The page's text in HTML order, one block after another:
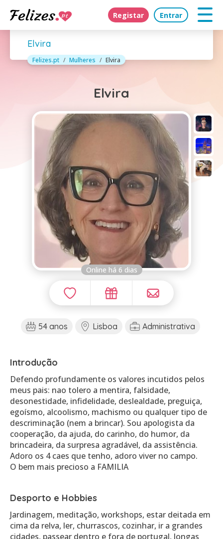
Registar Entrar
Elvira
Felizes.pt Mulheres Elvira
Elvira
Online há 6 dias
54 anos Lisboa Administrativa
Introdução
Defendo profundamente os valores incutidos pelos
meus pais: nao tolero a mentira, falsidade,
desonestidade, infidelidade, deslealdade, preguiça,
egoísmo, alcoolismo, machismo ou qualquer tipo de
descriminação (nem a brincar). Sou apologista da
cooperação, da ajuda, do carinho, do humor, da
brincadeira, da surpresa agradável, da assistência.
Adoro os 4 caes que tenho, adoro viver no campo.
O bem mais precioso a FAMILIA
Desporto e Hobbies
Jardinagem, meditação, workshops, estar deitada em
cima da relva, ler, churrascos, cozinhar, ir a grandes
cidades, passear dentro e fora de portugal, longas